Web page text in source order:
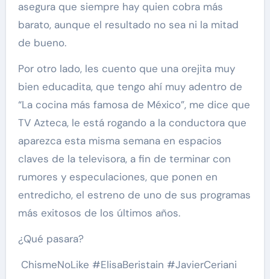
asegura que siempre hay quien cobra más
barato, aunque el resultado no sea ni la mitad
de bueno.
Por otro lado, les cuento que una orejita muy
bien educadita, que tengo ahí muy adentro de
“La cocina más famosa de México”, me dice que
TV Azteca, le está rogando a la conductora que
aparezca esta misma semana en espacios
claves de la televisora, a fin de terminar con
rumores y especulaciones, que ponen en
entredicho, el estreno de uno de sus programas
más exitosos de los últimos años.
¿Qué pasara?
ChismeNoLike #ElisaBeristain #JavierCeriani